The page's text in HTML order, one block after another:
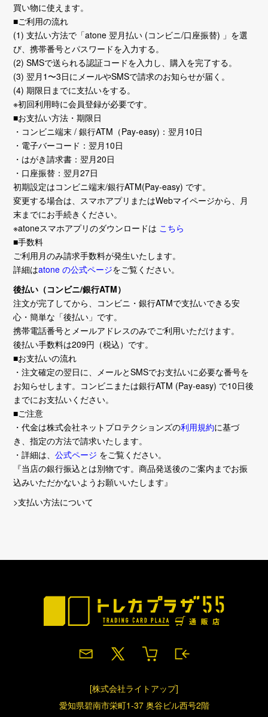
買い物に使えます。
■ご利用の流れ
(1) 支払い方法で「atone 翌月払い (コンビニ/口座振替) 」を選
び、携帯番号とパスワードを入力する。
(2) SMSで送られる認証コードを入力し、購入を完了する。
(3) 翌月1〜3日にメールやSMSで請求のお知らせが届く。
(4) 期限日までに支払いをする。
※初回利用時に会員登録が必要です。
■お支払い方法・期限日
・コンビニ端末 / 銀行ATM（Pay-easy)：翌月10日
・電子バーコード：翌月10日
・はがき請求書：翌月20日
・口座振替：翌月27日
初期設定はコンビニ端末/銀行ATM(Pay-easy) です。
変更する場合は、スマホアプリまたはWebマイページから、月
末までにお手続きください。
※atoneスマホアプリのダウンロードは こちら
■手数料
ご利用月のみ請求手数料が発生いたします。
詳細はatone の公式ページをご覧ください。
後払い（コンビニ/銀行ATM）
注文が完了してから、コンビニ・銀行ATMで支払いできる安
心・簡単な「後払い」です。
携帯電話番号とメールアドレスのみでご利用いただけます。
後払い手数料は209円（税込）です。
■お支払いの流れ
・注文確定の翌日に、メールとSMSでお支払いに必要な番号を
お知らせします。コンビニまたは銀行ATM (Pay-easy) で10日後
までにお支払いください。
■ご注意
・代金は株式会社ネットプロテクションズの利用規約に基づ
き、指定の方法で請求いたします。
・詳細は、公式ページ をご覧ください。
『当店の銀行振込とは別物です。商品発送後のご案内までお振
込みいただかないようお願いいたします』
>支払い方法について
[株式会社ライトアップ]
愛知県碧南市栄町1-37 奥谷ビル西号2階